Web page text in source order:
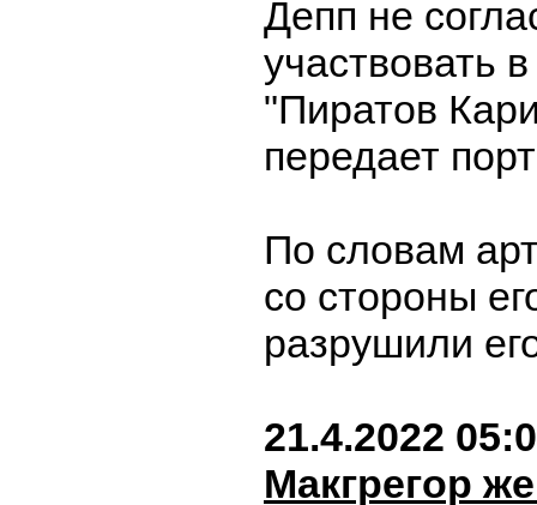
Депп не
участвовать
"Пиратов
передает
По словам
со стороны
разрушили
21.4.2022
Макгрегор